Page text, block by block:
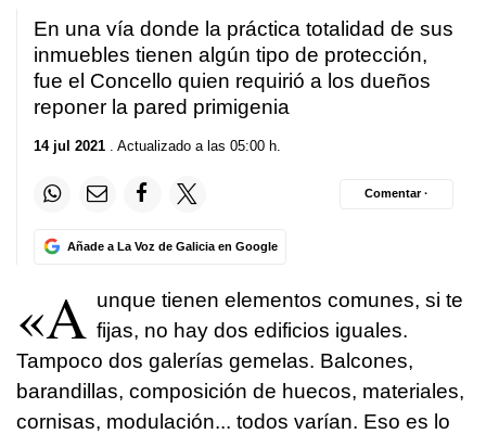
En una vía donde la práctica totalidad de sus
inmuebles tienen algún tipo de protección,
fue el Concello quien requirió a los dueños
reponer la pared primigenia
14 jul 2021 . Actualizado a las 05:00 h.
Añade a La Voz de Galicia en Google
Comentar ·
«A unque tienen elementos comunes, si te
fijas, no hay dos edificios iguales.
Tampoco dos galerías gemelas. Balcones,
barandillas, composición de huecos, materiales,
cornisas, modulación... todos varían. Eso es lo